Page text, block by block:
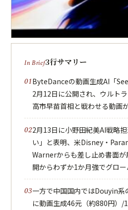
3行サマリー
ByteDanceの動画生成AI「
2月12日に公開され、ウルト
高市早苗首相と戦わせる動画
2月13日に小野田紀美AI戦略
い」と表明、米Disney・
Warnerからも差し止め書面
開からわずか1か月強でグロ
一方で中国国内ではDouyin
に動画生成46元（約880円）/